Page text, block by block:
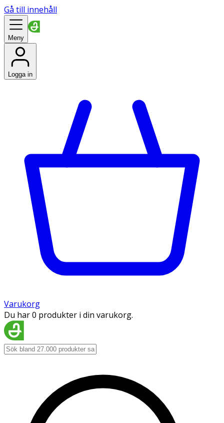
Gå till innehåll
Meny
Logga in
Varukorg
Du har 0 produkter i din varukorg.